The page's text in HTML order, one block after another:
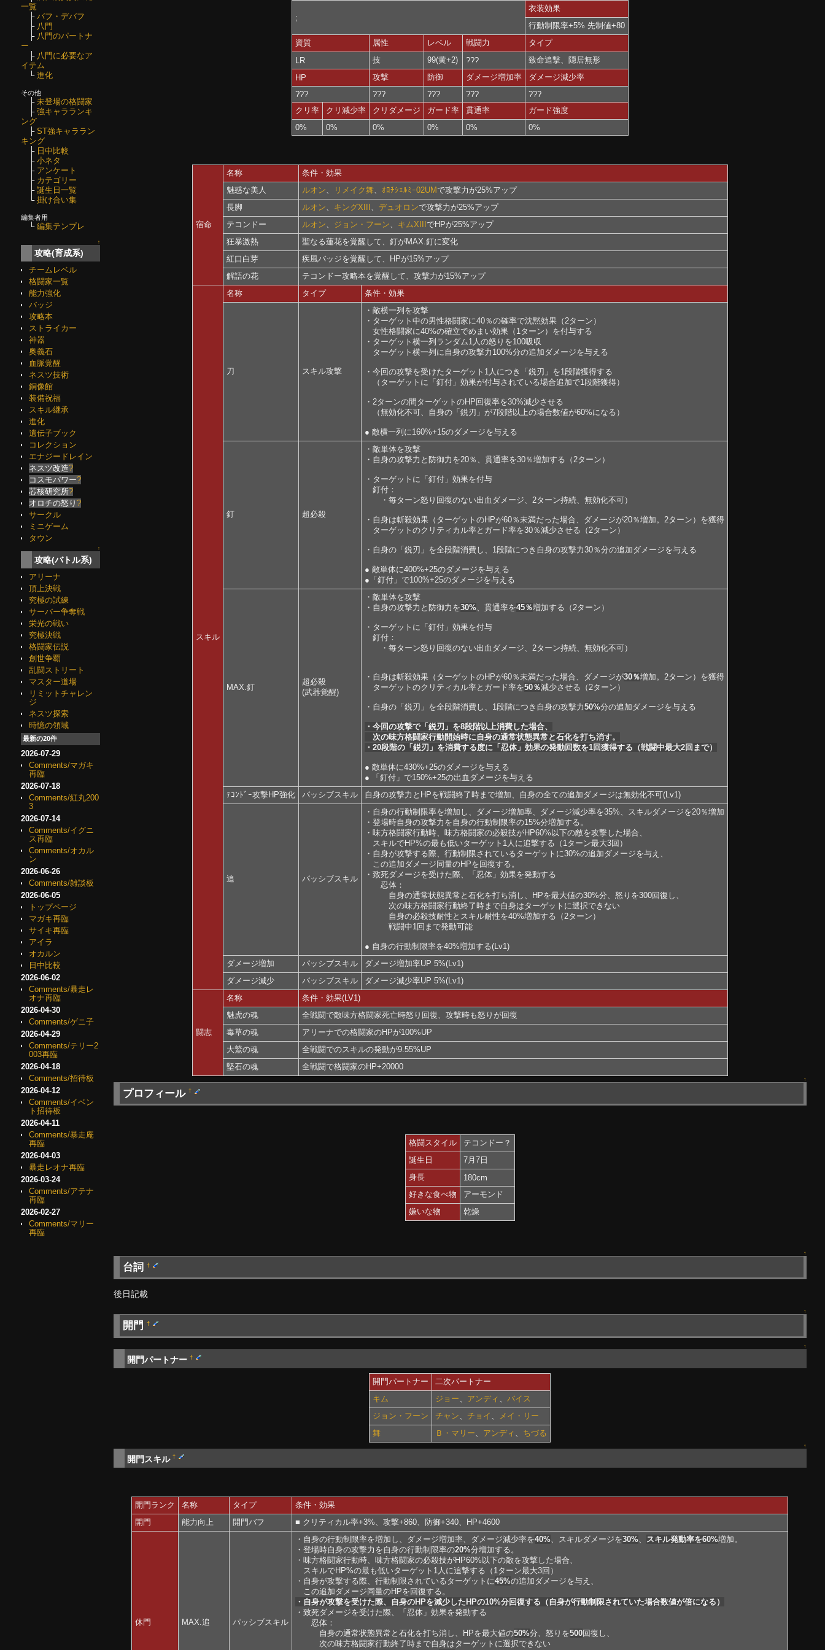
一覧
├ バフ・デバフ
├ 八門
├ 八門のパートナ
ー
├ 八門に必要なア
イテム
└ 進化
その他
├ 未登場の格闘家
├ 強キャラランキ
ング
├ ST強キャララン
キング
├ 日中比較
├ 小ネタ
├ アンケート
├ カテゴリー
├ 誕生日一覧
└ 掛け合い集
編集者用
└ 編集テンプレ
↑
攻略(育成系)
チームレベル
格闘家一覧
能力強化
バッジ
攻略本
ストライカー
神器
奥義石
血脈覚醒
ネスツ技術
銅像館
装備祝福
スキル継承
進化
遺伝子ブック
コレクション
エナジードレイン
ネスツ改造?
コスモパワー?
芯核研究所?
オロチの怒り ?
サークル
ミニゲーム
タウン
↑
攻略(バトル系)
アリーナ
頂上決戦
究極の試練
サーバー争奪戦
栄光の戦い
究極決戦
格闘家伝説
創世争覇
乱闘ストリート
マスター道場
リミットチャレン
ジ
ネスツ探索
時憶の領域
最新の20件
2026-07-29
Comments/マガキ
再臨
2026-07-18
Comments/紅丸200
3
2026-07-14
Comments/イグニ
ス再臨
Comments/オカル
ン
2026-06-26
Comments/雑談板
2026-06-05
トップページ
マガキ再臨
サイキ再臨
アイラ
オカルン
日中比較
2026-06-02
Comments/暴走レ
オナ再臨
2026-04-30
Comments/ゲニ子
2026-04-29
Comments/テリー2
003再臨
2026-04-18
Comments/招待板
2026-04-12
Comments/イベン
ト招待板
2026-04-11
Comments/暴走庵
再臨
2026-04-03
暴走レオナ再臨
2026-03-24
Comments/アテナ
再臨
2026-02-27
Comments/マリー
再臨
;
衣装効果
行動制限率+5% 先制値+80
資質
属性 レベル 戦闘力
タイプ
LR
技 99(黄+2) ???
致命追撃、隠居無形
HP
攻撃 防御 ダメージ増加率
ダメージ減少率
???
??? ??? ???
???
クリ率
クリ減少率 クリダメージ ガード率 貫通率
ガード強度
0%
0% 0% 0% 0% 0%
宿命
名称
条件・効果
魅惑な美人
ルオン リメイク舞、 ｵﾛﾁｼｪﾙﾐｰ02UMで攻撃力が25%アップ
長脚
ルオン キングXIII デュオロンで攻撃力が25%アップ
テコンドー
ルオン ジョン・フーン キムXIIIでHPが25%アップ
狂暴激熱
聖なる蓮花を覚醒して、釘がMAX.釘に変化
紅口白芽
疾風バッジを覚醒して、HPが15%アップ
解語の花
テコンドー攻略本を覚醒して、攻撃力が15%アップ
スキル
名称 タイプ 条件・効果
刀 スキル攻撃
・敵横一列を攻撃
・ターゲット中の男性格闘家に40％の確率で沈黙効果（2ターン）
女性格闘家に40%の確立でめまい効果（1ターン）を付与する
・ターゲット横一列ランダム1人の怒りを100吸収
ターゲット横一列に自身の攻撃力100%分の追加ダメージを与える
・今回の攻撃を受けたターゲット1人につき「鋭刃」を1段階獲得する
（ターゲットに「釘付」効果が付与されている場合追加で1段階獲得）
・2ターンの間ターゲットのHP回復率を30%減少させる
（無効化不可、自身の「鋭刃」が7段階以上の場合数値が60%になる）
● 敵横一列に160%+15のダメージを与える
釘 超必殺
・敵単体を攻撃
・自身の攻撃力と防御力を20％、貫通率を30％増加する（2ターン）
・ターゲットに「釘付」効果を付与
釘付：
・毎ターン怒り回復のない出血ダメージ、2ターン持続、無効化不可）
・自身は斬殺効果（ターゲットのHPが60％未満だった場合、ダメージが20％増加。2ターン）を獲得
ターゲットのクリティカル率とガード率を30％減少させる（2ターン）
・自身の「鋭刃」を全段階消費し、1段階につき自身の攻撃力30％分の追加ダメージを与える
● 敵単体に400%+25のダメージを与える
●「釘付」で100%+25のダメージを与える
MAX.釘
超必殺
(武器覚醒)
・敵単体を攻撃
・自身の攻撃力と防御力を30%、貫通率を45％増加する（2ターン）
・ターゲットに「釘付」効果を付与
釘付：
・毎ターン怒り回復のない出血ダメージ、2ターン持続、無効化不可）
・自身は斬殺効果（ターゲットのHPが60％未満だった場合、ダメージが30％増加。2ターン）を獲得
ターゲットのクリティカル率とガード率を50％減少させる（2ターン）
・自身の「鋭刃」を全段階消費し、1段階につき自身の攻撃力50%分の追加ダメージを与える
・今回の攻撃で「鋭刃」を8段階以上消費した場合、
次の味方格闘家行動開始時に自身の通常状態異常と石化を打ち消す。
・20段階の「鋭刃」を消費する度に「忍体」効果の発動回数を1回獲得する（戦闘中最大2回まで）
● 敵単体に430%+25のダメージを与える
● 「釘付」で150%+25の出血ダメージを与える
ﾃｺﾝﾄﾞｰ攻撃HP強化
パッシブスキル 自身の攻撃力とHPを戦闘終了時まで増加、自身の全ての追加ダメージは無効化不可(Lv1)
追 パッシブスキル
・自身の行動制限率を増加し、ダメージ増加率、ダメージ減少率を35%、スキルダメージを20％増加
・登場時自身の攻撃力を自身の行動制限率の15%分増加する。
・味方格闘家行動時、味方格闘家の必殺技がHP60%以下の敵を攻撃した場合、
スキルでHP%の最も低いターゲット1人に追撃する（1ターン最大3回）
・自身が攻撃する際、行動制限されているターゲットに30%の追加ダメージを与え、
この追加ダメージ同量のHPを回復する。
・致死ダメージを受けた際、「忍体」効果を発動する
忍体：
自身の通常状態異常と石化を打ち消し、HPを最大値の30%分、怒りを300回復し、
次の味方格闘家行動終了時まで自身はターゲットに選択できない
自身の必殺技耐性とスキル耐性を40%増加する（2ターン）
戦闘中1回まで発動可能
● 自身の行動制限率を40%増加する(Lv1)
ダメージ増加
パッシブスキル
ダメージ増加率UP 5%(Lv1)
ダメージ減少
パッシブスキル ダメージ減少率UP 5%(Lv1)
闘志
名称
条件・効果(LV1)
魅虎の魂
全戦闘で敵味方格闘家死亡時怒り回復、攻撃時も怒りが回復
毒草の魂
アリーナでの格闘家のHPが100%UP
大鷲の魂
全戦闘でのスキルの発動が9.55%UP
堅石の魂
全戦闘で格闘家のHP+20000
↑
プロフィール†
格闘スタイル
テコンドー？
誕生日
7月7日
身長
180cm
好きな食べ物
アーモンド
嫌いな物
乾燥
↑
台詞†
後日記載
↑
開門†
↑
開門パートナー†
開門パートナー
二次パートナー
キム
ジョー アンディ
バイス
ジョン・フーン
チャン 、チョイ
メイ・リー
舞
Ｂ・マリー アンディ ちづる
↑
開門スキル†
開門ランク 名称 タイプ
条件・効果
開門
能力向上 開門バフ ■ クリティカル率+3%、攻撃+860、防御+340、HP+4600
休門 MAX.追 パッシブスキル
・自身の行動制限率を増加し、ダメージ増加率、ダメージ減少率を40% 、スキルダメージを30% スキル発動率を60%増加。
・登場時自身の攻撃力を自身の行動制限率の20%分増加する。
・味方格闘家行動時、味方格闘家の必殺技がHP60%以下の敵を攻撃した場合、
スキルでHP%の最も低いターゲット1人に追撃する（1ターン最大3回）
・自身が攻撃する際、行動制限されているターゲットに45%の追加ダメージを与え、
この追加ダメージ同量のHPを回復する。
・自身が攻撃を受けた際、自身のHPを減少したHPの10%分回復する（自身が行動制限されていた場合数値が倍になる）
・致死ダメージを受けた際、「忍体」効果を発動する
忍体：
自身の通常状態異常と石化を打ち消し、HPを最大値の50%分、怒りを500回復し、
次の味方格闘家行動終了時まで自身はターゲットに選択できない